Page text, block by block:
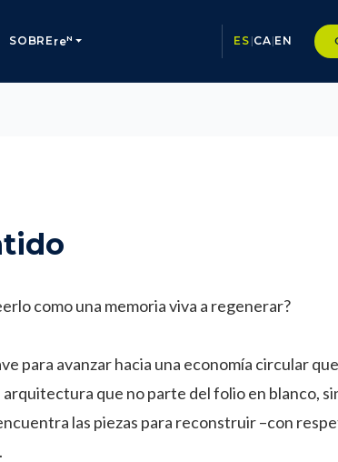
SOBREreN ES |CA|EN
como una memoria viva a regenerar?
para avanzar hacia una economía circular
que no parte del folio en blanco,
las piezas para reconstruir –con